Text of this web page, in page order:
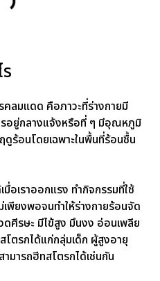
ลมแดด คือภาวะที่ร่างกายมี
รอยู่กลางแจ้งหรือที่ ๆ มีอุณหภูมิ
ดูร้อนโดยเฉพาะในพื้นที่ร้อนชื้น
มื่อเราออกแรง ทำกิจกรรมที่ใช้
พียงพอจนทำให้ร่างกายร้อนจัด
ดศีรษะ มีไข้สูง มึนงง อ่อนเพลีย
โตรกได้แก่กลุ่มเด็ก ผู้สูงอายุ
มารถฮีทสโตรกได้เช่นกัน